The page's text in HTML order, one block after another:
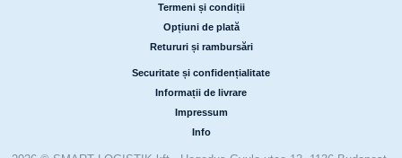
Termeni și condiții
Opțiuni de plată
Retururi și rambursări
Securitate și confidențialitate
Informații de livrare
Impressum
Info